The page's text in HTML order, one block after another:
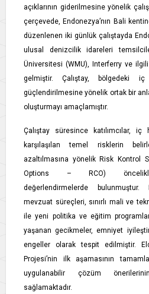
açıklarının giderilmesine yönelik
çerçevede, Endonezya’nın Bali
düzenlenen iki günlük çalıştayda
ulusal denizcilik idareleri
Üniversitesi (WMU), Interferry ve
gelmiştir. Çalıştay, bölgedeki
güçlendirilmesine yönelik ortak bir
oluşturmayı amaçlamıştır.
Çalıştay süresince katılımcılar,
karşılaşılan temel risklerin
azaltılmasına yönelik Risk Kontrol
Options – RCO)
değerlendirmelerde
mevzuat süreçleri, sınırlı mali ve
ile yeni politika ve eğitim
yaşanan gecikmeler, emniyet
engeller olarak tespit edilmiştir.
Projesi’nin ilk aşamasının
uygulanabilir çözüm
sağlamaktadır.